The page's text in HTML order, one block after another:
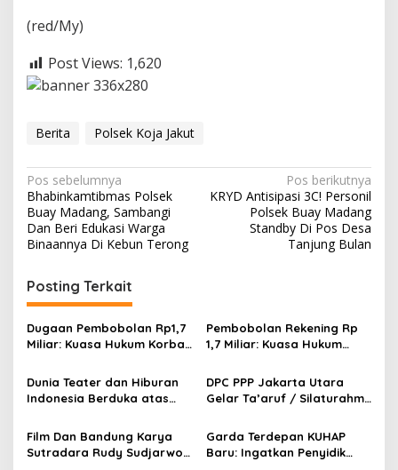
(red/My)
Post Views: 1,620
Berita Polsek Koja Jakut
N
a
v
i
g
a
s
i
p
o
s
Pos sebelumnya
Bhabinkamtibmas Polsek
Buay Madang, Sambangi
Dan Beri Edukasi Warga
Binaannya Di Kebun Terong
Pos berikutnya
KRYD Antisipasi 3C! Personil
Polsek Buay Madang
Standby Di Pos Desa
Tanjung Bulan
Posting Terkait
Dugaan Pembobolan Rp1,7
Miliar: Kuasa Hukum Korban
Keterlibatan Internal Bank
Aladin Syariah
Pembobolan Rekening Rp
1,7 Miliar: Kuasa Hukum
Pihak Internal Bank Aladin
Syariah
Dunia Teater dan Hiburan
Indonesia Berduka atas
Diding Boneng
DPC PPP Jakarta Utara
Gelar Ta’aruf / Silaturahmi
Pengurus Baru, Fokus
Konsolidasi Jelang
Musancab 13 September
Film Dan Bandung Karya
Sutradara Rudy Sudjarwo:
Garda Terdepan KUHAP
Baru: Ingatkan Penyidik